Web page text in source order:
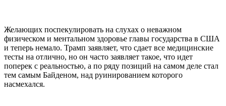
Желающих поспекулировать на слухах о неважном
физическом и ментальном здоровье главы государства в США
и теперь немало. Трамп заявляет, что сдает все медицинские
тесты на отлично, но он часто заявляет такое, что идет
поперек с реальностью, а по ряду позиций на самом деле стал
тем самым Байденом, над руинированием которого
насмехался.